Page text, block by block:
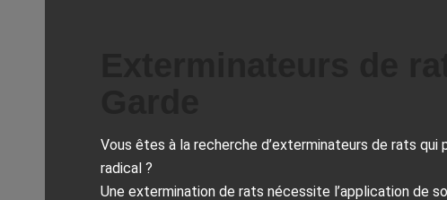
Vous êtes à la recherche d’exterminateurs de rats
radical ?
Une extermination de rats nécessite l’application de